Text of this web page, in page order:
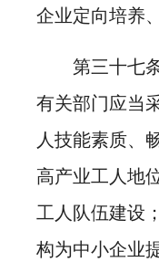
企业定向培养
第三十七
有关部门应当
人技能素质、
高产业工人地
工人队伍建设
构为中小企业